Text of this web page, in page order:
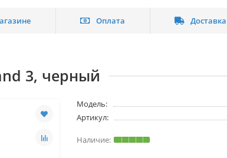
Оплата Доставка
3, черный
Модель:
Артикул: